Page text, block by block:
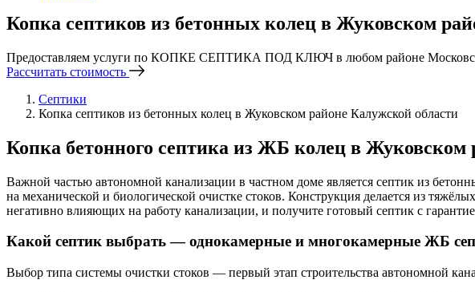
Копка септиков из бетонных колец в Жуковском
Предоставляем услуги по КОПКЕ СЕПТИКА ПОД КЛЮЧ в любом районе
Рассчитать стоимость
Септики
Копка септиков из бетонных колец в Жуковском районе Калужской области
Копка бетонного септика из ЖБ колец в
Важной частью автономной канализации в частном доме является септик из
на механической и биологической очистке стоков. Конструкция делается из
негативно влияющих на работу канализации, и получите готовый септик с
Какой септик выбрать —однокамерные и многокамерные ЖБ
Выбор типа системы очистки стоков — первый этап строительства автономной